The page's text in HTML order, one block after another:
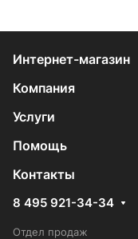
Интернет-магазин
Компания
Услуги
Помощь
Контакты
8 495 921-34-34
Отдел продаж